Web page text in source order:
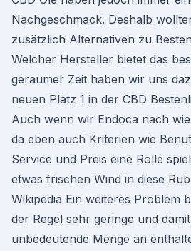
Nachgeschmack. Deshalb
zusätzlich Alternativen zu
Welcher Hersteller bietet das
geraumer Zeit haben wir uns
neuen Platz 1 in der CBD
Auch wenn wir Endoca nach
da eben auch Kriterien wie
Service und Preis eine Rolle
etwas frischen Wind in diese
Wikipedia Ein weiteres Problem
der Regel sehr geringe und
unbedeutende Menge an